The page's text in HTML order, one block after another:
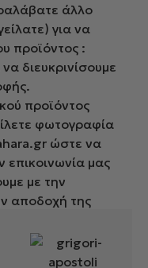
άλλο
για να
προϊόντος :
διευκρινίσουμε
προϊόντος
φωτογραφία
ώστε να
επικοινωνία μας
με την
αποδοχή της
να είναι